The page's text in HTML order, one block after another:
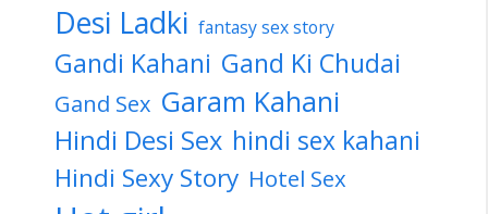
Desi Ladki fantasy sex story
Gandi Kahani Gand Ki Chudai
Gand Sex Garam Kahani
Hindi Desi Sex hindi sex kahani
Hindi Sexy Story Hotel Sex